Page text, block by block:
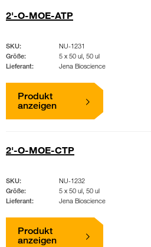
2'-O-MOE-ATP
SKU:
NU-1231
Größe:
5 x 50 ul, 50 ul
Lieferant:
Jena Bioscience
Produkt
anzeigen
2'-O-MOE-CTP
SKU:
NU-1232
Größe:
5 x 50 ul, 50 ul
Lieferant:
Jena Bioscience
Produkt
anzeigen